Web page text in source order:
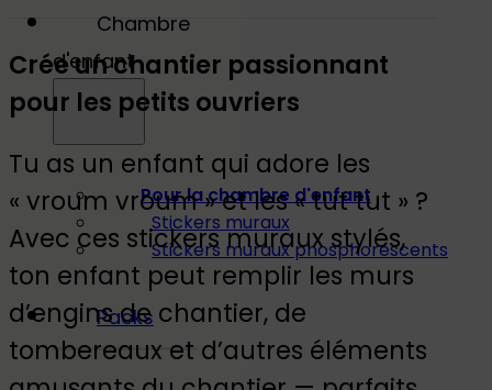
Chambre
d'enfant
Pour la chambre d'enfant
Stickers muraux
Stickers muraux phosphorescents
Packs
Crée un chantier passionnant
pour les petits ouvriers
Tu as un enfant qui adore les
« vroum vroum » et les « tut tut » ?
Avec ces stickers muraux stylés,
ton enfant peut remplir les murs
d’engins de chantier, de
tombereaux et d’autres éléments